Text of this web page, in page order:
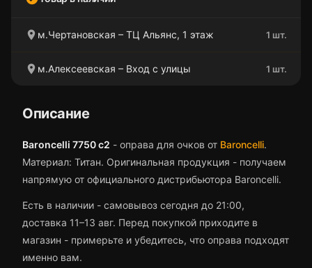
location_on м.Чертановская – ТЦ Альянс, 1 этаж 1 шт.
location_on м.Алексеевская – Вход с улицы 1 шт.
Описание
Baroncelli 7750 c2 - оправа для очков от Baroncelli.
Материал: Титан. Оригинальная продукция - получаем
напрямую от официального дистрибьютора Baroncelli.
Есть в наличии - самовывоз сегодня до 21:00,
доставка 11–13 авг. Перед покупкой приходите в
магазин - примерьте и убедитесь, что оправа подходят
именно вам.